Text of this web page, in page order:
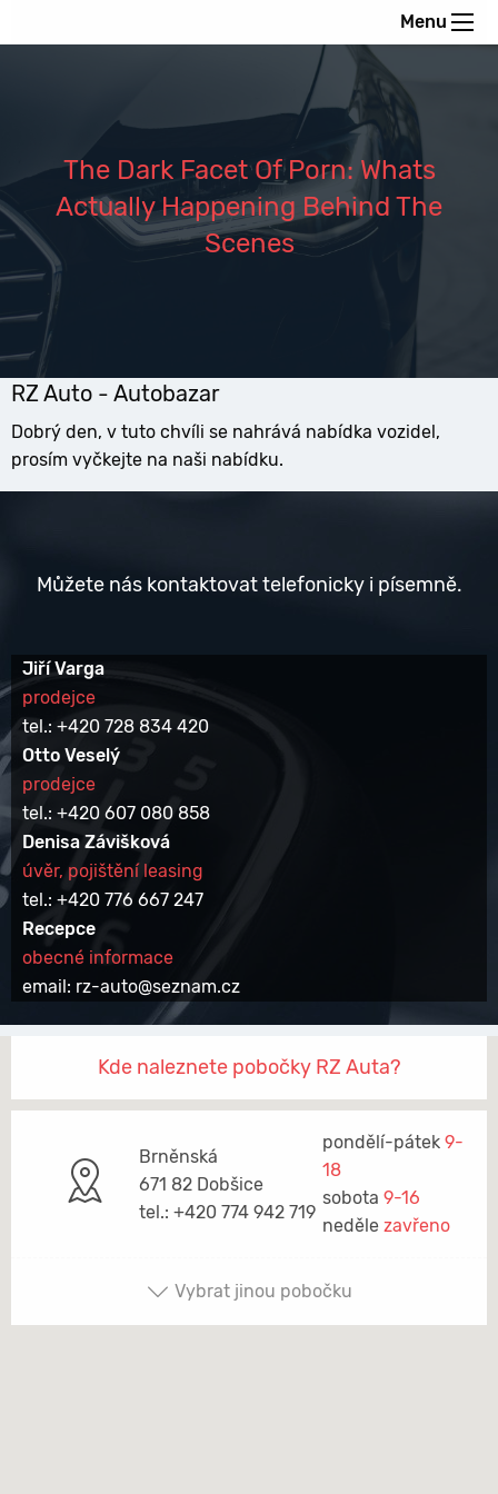
Menu
The Dark Facet Of Porn: Whats
Actually Happening Behind The
Scenes
RZ Auto - Autobazar
Dobrý den, v tuto chvíli se nahrává nabídka vozidel,
prosím vyčkejte na naši nabídku.
Můžete nás kontaktovat telefonicky i písemně.
Jiří Varga
prodejce
tel.: +420 728 834 420
Otto Veselý
prodejce
tel.: +420 607 080 858
Denisa Závišková
úvěr, pojištění leasing
tel.: +420 776 667 247
Recepce
obecné informace
email: rz-auto@seznam.cz
Kde naleznete pobočky RZ Auta?
Brněnská
671 82 Dobšice
tel.: +420 774 942 719
pondělí-pátek 9-
18
sobota 9-16
neděle zavřeno
Vybrat jinou pobočku